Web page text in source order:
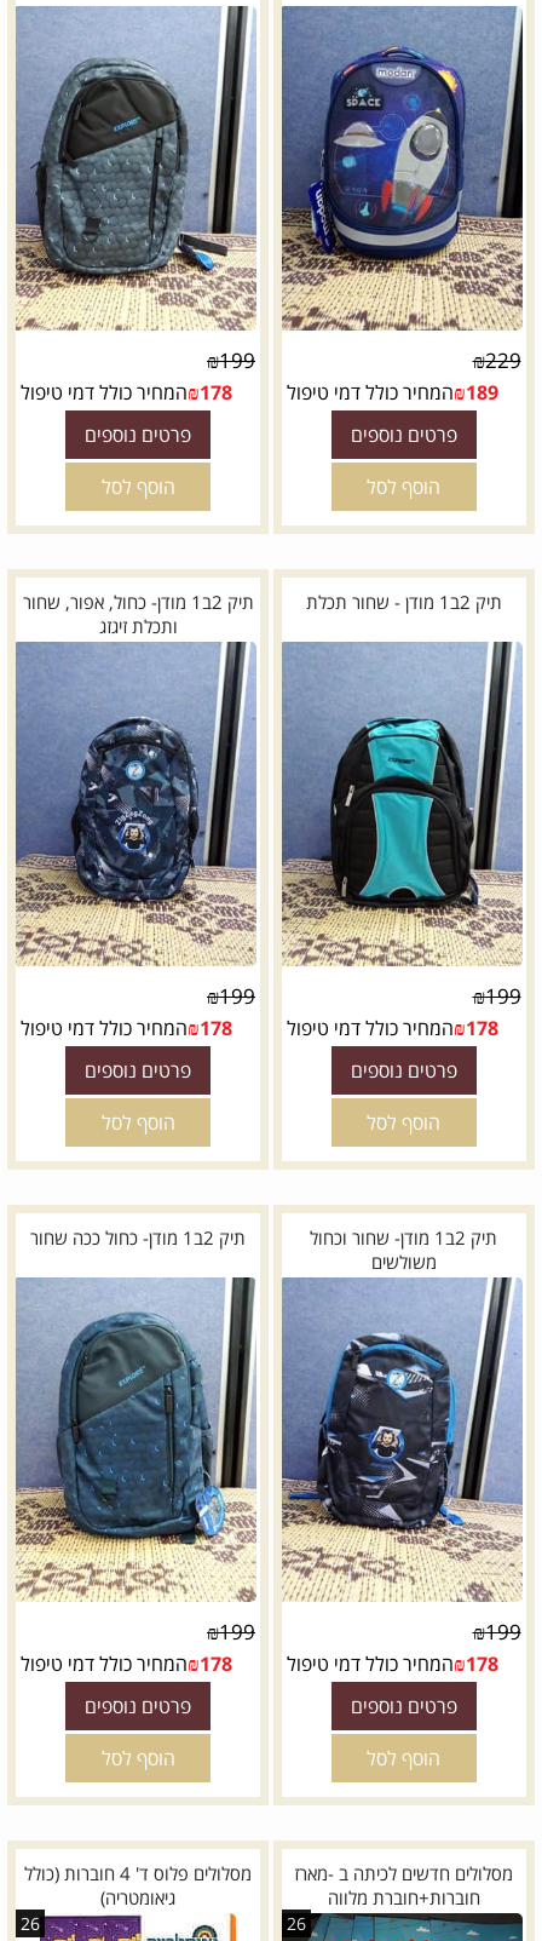
₪229
₪189 המחיר כולל דמי טיפול
פרטים נוספים
הוסף לסל
₪199
₪178 המחיר כולל דמי טיפול
פרטים נוספים
הוסף לסל
תיק 2ב1 מודן - שחור תכלת
₪199
₪178 המחיר כולל דמי טיפול
פרטים נוספים
הוסף לסל
תיק 2ב1 מודן- כחול, אפור, שחור
ותכלת זיגזג
₪199
₪178 המחיר כולל דמי טיפול
פרטים נוספים
הוסף לסל
תיק 2ב1 מודן- שחור וכחול
משולשים
₪199
₪178 המחיר כולל דמי טיפול
פרטים נוספים
הוסף לסל
תיק 2ב1 מודן- כחול ככה שחור
₪199
₪178 המחיר כולל דמי טיפול
פרטים נוספים
הוסף לסל
מסלולים חדשים לכיתה ב -מארז
חוברות+חוברת מלווה
26
מסלולים פלוס ד' 4 חוברות (כולל
גיאומטריה)
26